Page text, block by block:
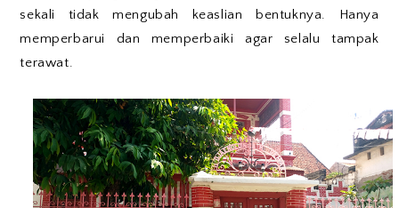
sekali tidak mengubah keaslian bentuknya. Hanya
memperbarui dan memperbaiki agar selalu tampak
terawat.